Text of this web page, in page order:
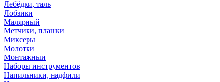
Лебёдки, таль
Лобзики
Малярный
Метчики, плашки
Миксеры
Молотки
Монтажный
Наборы инструментов
Напильники, надфили